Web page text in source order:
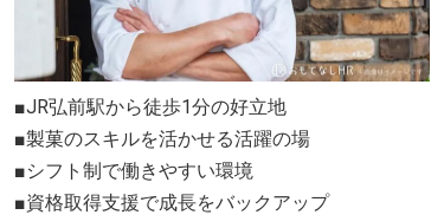
■JR弘前駅から徒歩1分の好立地
■製菓のスキルを活かせる活躍の場
■シフト制で働きやすい環境
■資格取得支援で成長をバックアップ